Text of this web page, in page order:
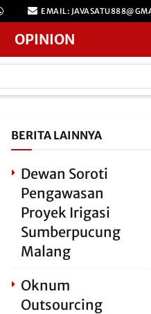
EMAIL:
OPINION
BERITA LAINNYA
Dewan Soroti
Pengawasan
Proyek Irigasi
Sumberpucung
Malang
Oknum
Outsourcing